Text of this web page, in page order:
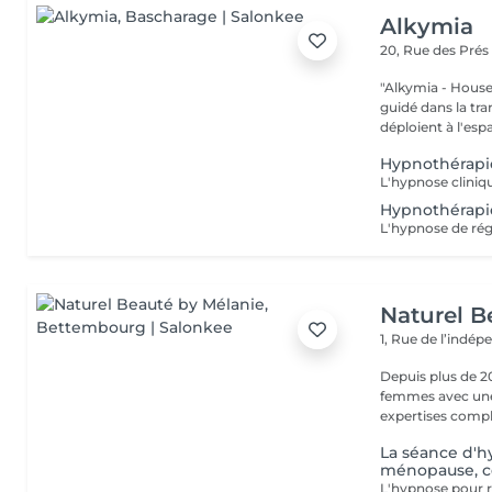
Alkymia
20, Rue des Prés
"Alkymia - House of
guidé dans la
déploient à
Naturel
1, Rue de
Depuis plus de
femmes avec
expertises
La séance
ménopause,